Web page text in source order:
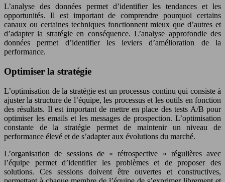
L’analyse des données permet d’identifier les tendances et les
opportunités. Il est important de comprendre pourquoi certains
canaux ou certaines techniques fonctionnent mieux que d’autres et
d’adapter la stratégie en conséquence. L’analyse approfondie des
données permet d’identifier les leviers d’amélioration de la
performance.
Optimiser la stratégie
L’optimisation de la stratégie est un processus continu qui consiste à
ajuster la structure de l’équipe, les processus et les outils en fonction
des résultats. Il est important de mettre en place des tests A/B pour
optimiser les emails et les messages de prospection. L’optimisation
constante de la stratégie permet de maintenir un niveau de
performance élevé et de s’adapter aux évolutions du marché.
L’organisation de sessions de « rétrospective » régulières avec
l’équipe permet d’identifier les problèmes et de proposer des
solutions. Ces sessions doivent être ouvertes et constructives,